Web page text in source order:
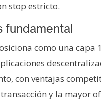
stop estricto.
fundamental
como una capa
con ventajas
transacción y la mayor